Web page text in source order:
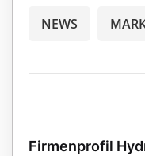
NEWS
Firmenprofil